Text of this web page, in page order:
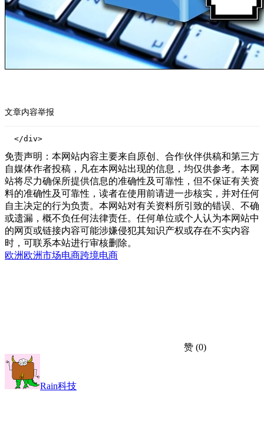
文章内容举报
  </div>
免责声明：本网站内容主要来自原创、合作伙伴供稿和第三方
自媒体作者投稿，凡在本网站出现的信息，均仅供参考。本网
站将尽力确保所提供信息的准确性及可靠性，但不保证有关资
料的准确性及可靠性，读者在使用前请进一步核实，并对任何
自主决定的行为负责。本网站对有关资料所引致的错误、不确
或遗漏，概不负任何法律责任。任何单位或个人认为本网站中
的网页或链接内容可能涉嫌侵犯其知识产权或存在不实内容
时，可联系本站进行审核删除。
欧洲 欧洲市场电商跨境电商
赞 (0)
Rain科技